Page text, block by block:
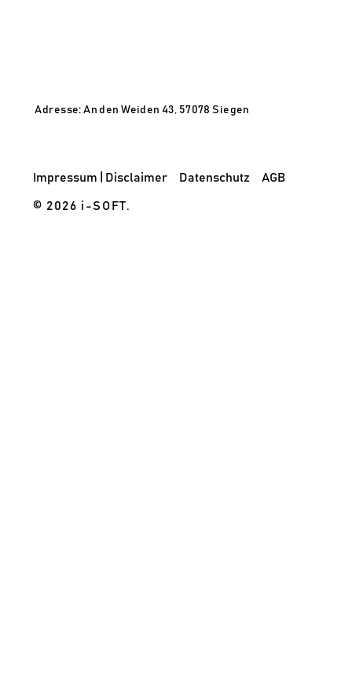
Adresse: An den Weiden 43, 57078 Siegen
Impressum | Disclaimer Datenschutz AGB
© 2026 i-SOFT.